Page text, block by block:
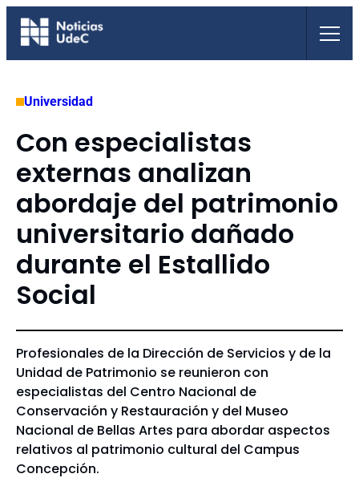
Saltar
Universidad
Con especialistas
externas analizan
abordaje del patrimonio
universitario dañado
durante el Estallido
Social
Profesionales de la Dirección de Servicios y de la
Unidad de Patrimonio se reunieron con
especialistas del Centro Nacional de
Conservación y Restauración y del Museo
Nacional de Bellas Artes para abordar aspectos
relativos al patrimonio cultural del Campus
Concepción.